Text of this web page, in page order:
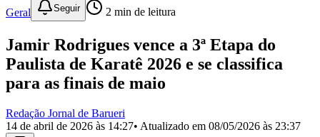
Bairros de Barueri
Selecione sua região Para notícias da sua região
AldeiaAldeia da Serra Aldeia de Barueri
JubranBelvalBethavilleBoa
RegiãoCotiaCruz PretaEngenho Novo
MilitarItapeviJandiraJardim AudirJardim BelvalJardim
Geral Seguir 2 min de leitura
Jamir Rodrigues vence a 3ª Etapa do
Paulista de Karatê 2026 e se classifica
para as finais de maio
Redação Jornal de Barueri
14 de abril de 2026 às 14:27• Atualizado em 08/05/2026 às 23:37